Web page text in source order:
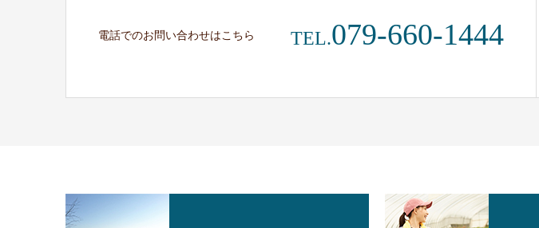
電話でのお問い合わせはこちら TEL.079-660-1444